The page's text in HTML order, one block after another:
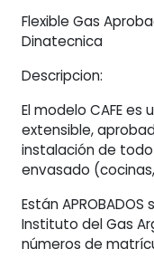
Flexible Gas
Dinatecnica
Descripcion:
El modelo CAFE
extensible,
instalación de
envasado
Están
Instituto del Gas
números de